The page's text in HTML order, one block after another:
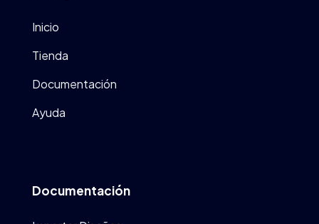
Inicio
Tienda
Documentación
Ayuda
Documentación